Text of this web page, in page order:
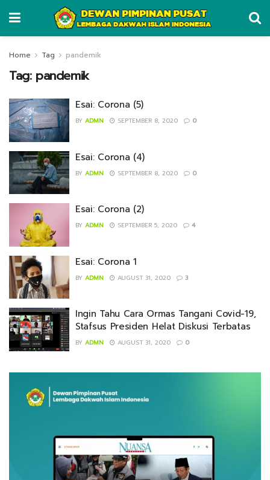
Home Tag pandemik
Tag: pandemik
Esai: Corona (5)
BY ADMN SEPTEMBER 8, 2020 0
Esai: Corona (4)
BY ADMN SEPTEMBER 8, 2020 0
Esai: Corona (2)
BY ADMN SEPTEMBER 5, 2020 4
Esai: Corona 1
BY ADMN AUGUST 31, 2020 3
Ingin Tahu Cara Ormas Tangani Covid-19,
Stafsus Presiden Helat Diskusi Terbatas
BY ADMN AUGUST 31, 2020 0